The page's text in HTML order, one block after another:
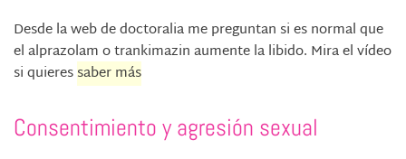
Desde la web de doctoralia me preguntan si es normal que
el alprazolam o trankimazin aumente la libido. Mira el vídeo
si quieressaber más
Consentimiento y agresión sexual